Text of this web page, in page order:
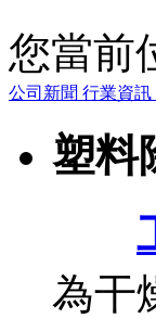
您當前
公司新聞 行業資訊
塑料
為干